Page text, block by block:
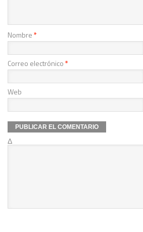
Nombre*
Correo electrónico*
Web
Δ